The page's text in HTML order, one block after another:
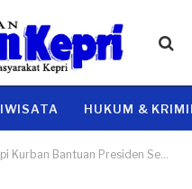
HUKUM &
Bantuan Presiden Seberat 1.04 Ton